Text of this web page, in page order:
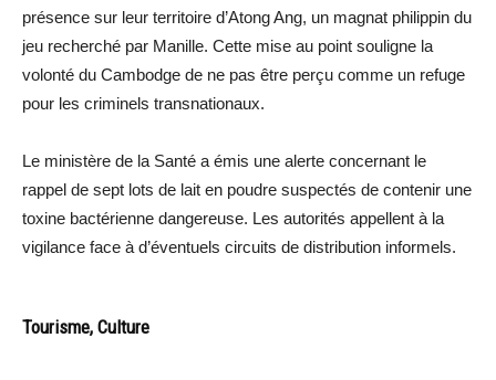
présence sur leur territoire d’Atong Ang, un magnat philippin du
jeu recherché par Manille. Cette mise au point souligne la
volonté du Cambodge de ne pas être perçu comme un refuge
pour les criminels transnationaux.
Le ministère de la Santé a émis une alerte concernant le
rappel de sept lots de lait en poudre suspectés de contenir une
toxine bactérienne dangereuse. Les autorités appellent à la
vigilance face à d’éventuels circuits de distribution informels.
Tourisme, Culture